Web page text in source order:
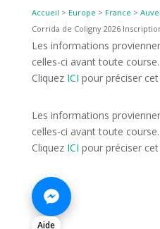
Accueil > Europe > France >
Corrida de Coligny 2026
Les informations
celles-ci avant toute course.
Cliquez ICI pour préciser
Les informations
celles-ci avant toute course.
Cliquez ICI pour préciser
Aide